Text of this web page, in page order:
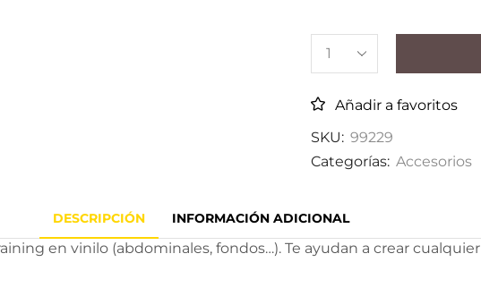
Añadir a favoritos
SKU: 99229
Categorías: Accesorios
DESCRIPCIÓN INFORMACIÓN ADICIONAL
en vinilo (abdominales, fondos…). Te ayudan a crear